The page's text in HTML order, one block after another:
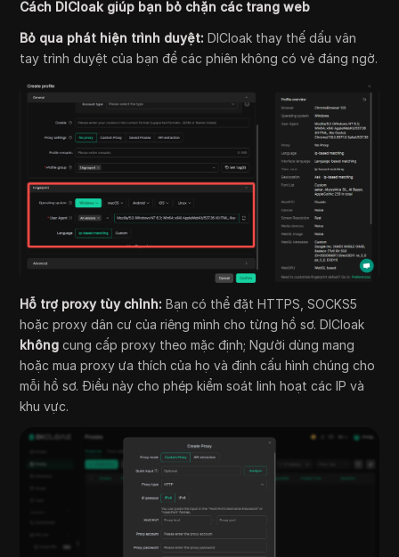
Cách DICloak giúp bạn bỏ chặn các trang web
Bỏ qua phát hiện trình duyệt: DICloak thay thế dấu vân
tay trình duyệt của bạn để các phiên không có vẻ đáng ngờ.
Hỗ trợ proxy tùy chỉnh: Bạn có thể đặt HTTPS, SOCKS5
hoặc proxy dân cư của riêng mình cho từng hồ sơ. DICloak
không cung cấp proxy theo mặc định; Người dùng mang
hoặc mua proxy ưa thích của họ và định cấu hình chúng cho
mỗi hồ sơ. Điều này cho phép kiểm soát linh hoạt các IP và
khu vực.